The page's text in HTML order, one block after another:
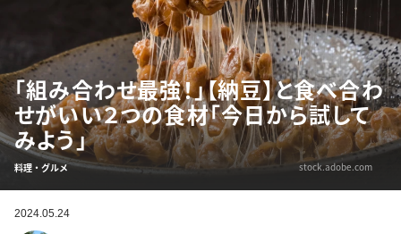
「組み合わせ最強！」【納豆】と食べ合わ
せがいい２つの食材「今日から試して
みよう」
料理・グルメ stock.adobe.com
2024.05.24